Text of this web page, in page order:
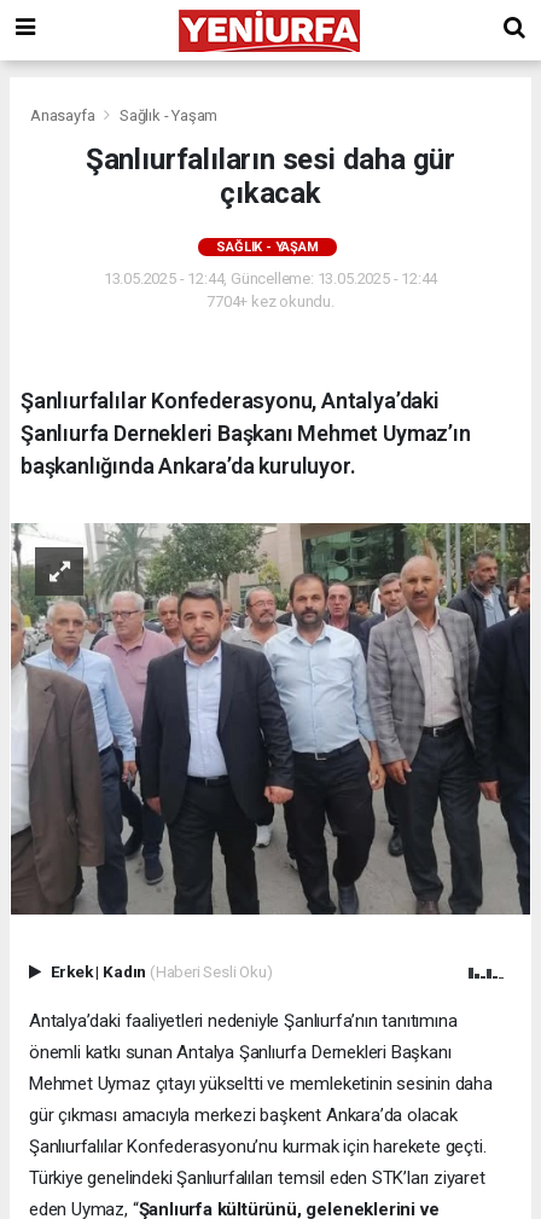
Anasayfa Sağlık - Yaşam
Şanlıurfalıların sesi daha gür
çıkacak
SAĞLIK - YAŞAM
13.05.2025 - 12:44, Güncelleme: 13.05.2025 - 12:44
7704+ kez okundu.
Şanlıurfalılar Konfederasyonu, Antalya’daki
Şanlıurfa Dernekleri Başkanı Mehmet Uymaz’ın
başkanlığında Ankara’da kuruluyor.
Erkek| Kadın (Haberi Sesli Oku)
Antalya’daki faaliyetleri nedeniyle Şanlıurfa’nın tanıtımına
önemli katkı sunan Antalya Şanlıurfa Dernekleri Başkanı
Mehmet Uymaz çıtayı yükseltti ve memleketinin sesinin daha
gür çıkması amacıyla merkezi başkent Ankara’da olacak
Şanlıurfalılar Konfederasyonu’nu kurmak için harekete geçti.
Türkiye genelindeki Şanlıurfalıları temsil eden STK’ları ziyaret
eden Uymaz, “Şanlıurfa kültürünü, geleneklerini ve